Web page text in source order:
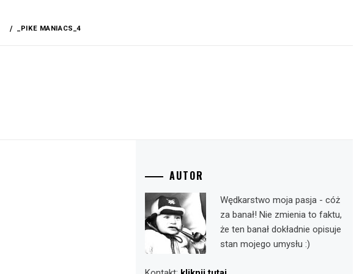
_PIKE MANIACS_4
AUTOR
Wędkarstwo moja pasja - cóż
za banał! Nie zmienia to faktu,
że ten banał dokładnie opisuje
stan mojego umysłu :)